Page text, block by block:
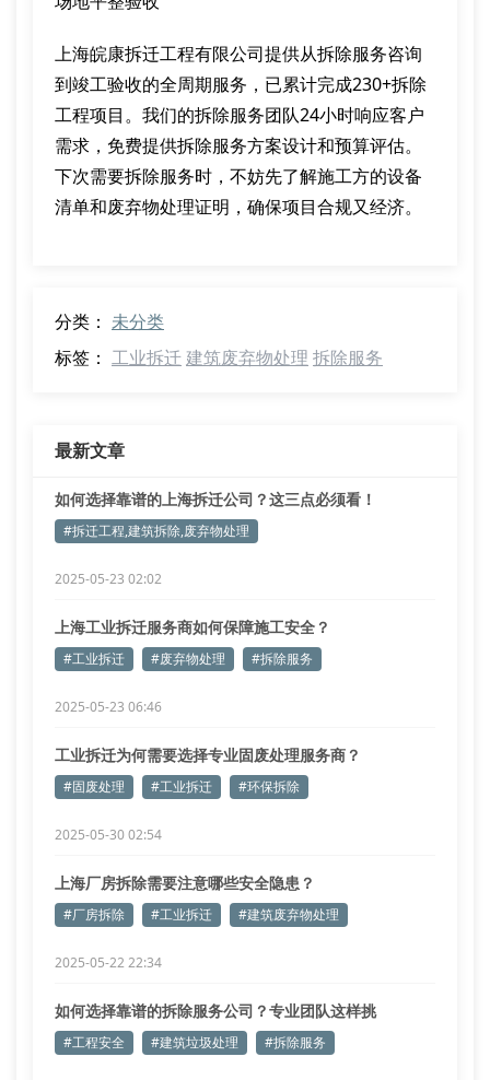
上海皖康拆迁工程有限公司提供从拆除服务咨询
到竣工验收的全周期服务，已累计完成230+拆除
工程项目。我们的拆除服务团队24小时响应客户
需求，免费提供拆除服务方案设计和预算评估。
下次需要拆除服务时，不妨先了解施工方的设备
清单和废弃物处理证明，确保项目合规又经济。
分类： 未分类
标签： 工业拆迁 建筑废弃物处理 拆除服务
最新文章
如何选择靠谱的上海拆迁公司？这三点必须看！
#拆迁工程,建筑拆除,废弃物处理
2025-05-23 02:02
上海工业拆迁服务商如何保障施工安全？
#工业拆迁 #废弃物处理 #拆除服务
2025-05-23 06:46
工业拆迁为何需要选择专业固废处理服务商？
#固废处理 #工业拆迁 #环保拆除
2025-05-30 02:54
上海厂房拆除需要注意哪些安全隐患？
#厂房拆除 #工业拆迁 #建筑废弃物处理
2025-05-22 22:34
如何选择靠谱的拆除服务公司？专业团队这样挑
#工程安全 #建筑垃圾处理 #拆除服务